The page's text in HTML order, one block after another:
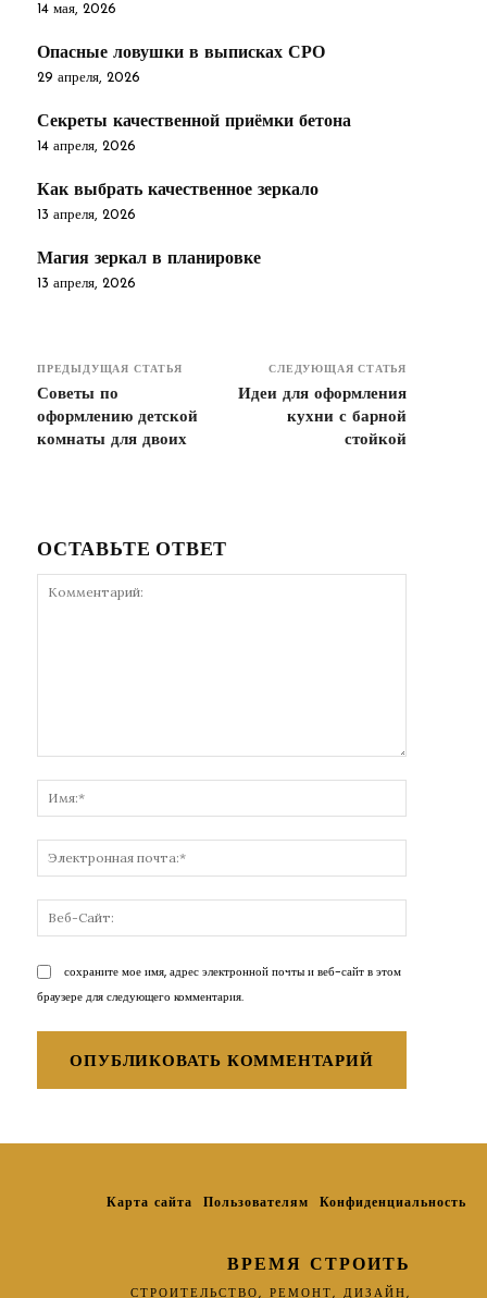
14 мая, 2026
Опасные ловушки в выписках СРО
29 апреля, 2026
Секреты качественной приёмки бетона
14 апреля, 2026
Как выбрать качественное зеркало
13 апреля, 2026
Магия зеркал в планировке
13 апреля, 2026
ПРЕДЫДУЩАЯ СТАТЬЯ
Советы по
оформлению детской
комнаты для двоих
СЛЕДУЮЩАЯ СТАТЬЯ
Идеи для оформления
кухни с барной
стойкой
ОСТАВЬТЕ ОТВЕТ
почта:*
Сайт:
сохраните мое имя, адрес электронной почты и веб-сайт в этом
браузере для следующего комментария.
Карта сайта Пользователям Конфиденциальность
ВРЕМЯ СТРОИТЬ
СТРОИТЕЛЬСТВО, РЕМОНТ, ДИЗАЙН,